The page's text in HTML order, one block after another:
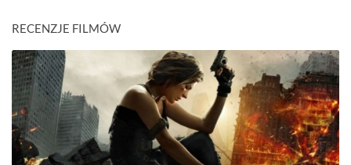
RECENZJE FILMÓW